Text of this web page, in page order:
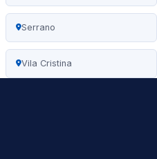
Serrano
Vila Cristina